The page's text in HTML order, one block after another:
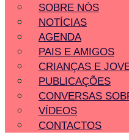
SOBRE NÓS
NOTÍCIAS
AGENDA
PAIS E AMIGOS
CRIANÇAS E
PUBLICAÇÕES
CONVERSAS
VÍDEOS
CONTACTOS